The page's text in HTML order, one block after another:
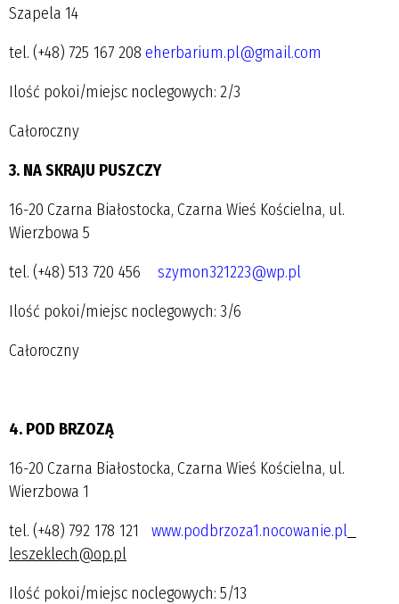
Szapela 14
tel. (+48) 725 167 208 eherbarium.pl@gmail.com
Ilość pokoi/miejsc noclegowych: 2/3
Całoroczny
3. NA SKRAJU PUSZCZY
16-20 Czarna Białostocka, Czarna Wieś Kościelna, ul.
Wierzbowa 5
tel. (+48) 513 720 456 szymon321223@wp.pl
Ilość pokoi/miejsc noclegowych: 3/6
Całoroczny
4. POD BRZOZĄ
16-20 Czarna Białostocka, Czarna Wieś Kościelna, ul.
Wierzbowa 1
tel. (+48) 792 178 121 www.podbrzoza1.nocowanie.pl
leszeklech@op.pl
Ilość pokoi/miejsc noclegowych: 5/13